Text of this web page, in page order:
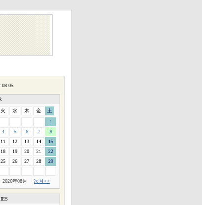
火 水 木 金
土
1
4 5 6 7
8
11 12 13 14
15
18 19 20 21
22
25 26 27 28
29
年08月 次月>>